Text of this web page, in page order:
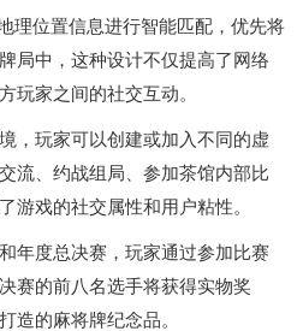
理位置信息进行智能匹配，优先将
局中，这种设计不仅提高了网络
玩家之间的社交互动。
，玩家可以创建或加入不同的虚
流、约战组局、参加茶馆内部比
游戏的社交属性和用户粘性。
年度总决赛，玩家通过参加比赛
赛的前八名选手将获得实物奖
造的麻将牌纪念品。